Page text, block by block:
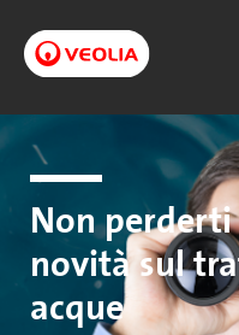
Non
novità sul
acque